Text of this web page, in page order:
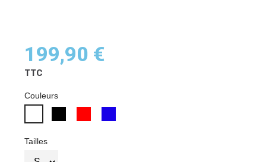
199,90 €
TTC
Couleurs
Tailles